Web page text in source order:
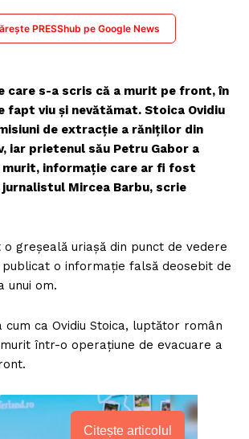
PRESShub pe Google News
care s-a scris că a murit pe front, în
fapt viu și nevătămat. Stoica Ovidiu
de extracție a răniților din
iar prietenul său Petru Gabor a
murit, informație care ar fi fost
Mircea Barbu, scrie
o greșeală uriașă din punct de vedere
o informație falsă deosebit de
unui om.
cum ca Ovidiu Stoica, luptător român
într-o operațiune de evacuare a
Citește articolul